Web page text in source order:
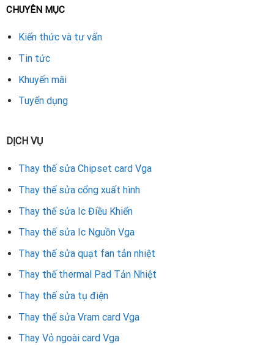
Có bảo hành từ 1 đến 3 tháng sau sửa chữa
Hãy mang đến trung tâm uy tín để kiểm tra và thay thế cổng
xuất hình đúng chuẩn. Với
kiệm chi phí đáng kể.
CHUYÊN MỤC
Kiến thức và tư vấn
Tin tức
Khuyến mãi
Tuyển dụng
DỊCH VỤ
Thay thế sửa Chipset card Vga
Thay thế sửa cổng xuất hình
Thay thế sửa Ic Điều Khiển
Thay thế sửa Ic Nguồn Vga
Thay thế sửa quạt fan tản nhiệt
Thay thế thermal Pad Tản Nhiệt
Thay thế sửa tụ điện
Thay thế sửa Vram card Vga
Thay Vỏ ngoài card Vga